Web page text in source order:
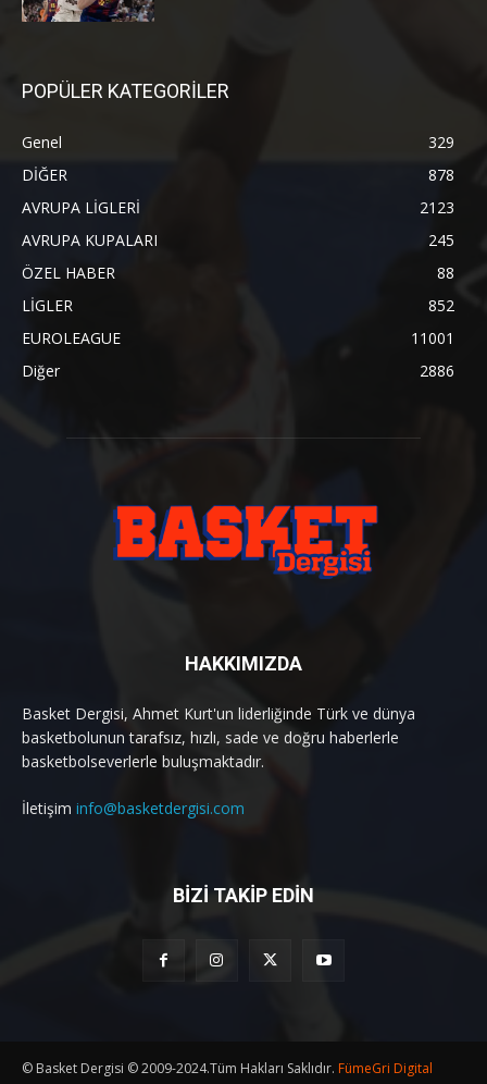
POPÜLER KATEGORİLER
Genel
329
DİĞER
878
AVRUPA LİGLERİ
2123
AVRUPA KUPALARI
245
ÖZEL HABER
88
LİGLER
852
EUROLEAGUE
11001
Diğer
2886
HAKKIMIZDA
Basket Dergisi, Ahmet Kurt'un liderliğinde Türk ve dünya
basketbolunun tarafsız, hızlı, sade ve doğru haberlerle
basketbolseverlerle buluşmaktadır.
İletişim info@basketdergisi.com
BİZİ TAKİP EDİN
© Basket Dergisi © 2009-2024.Tüm Hakları Saklıdır. FümeGri Digital